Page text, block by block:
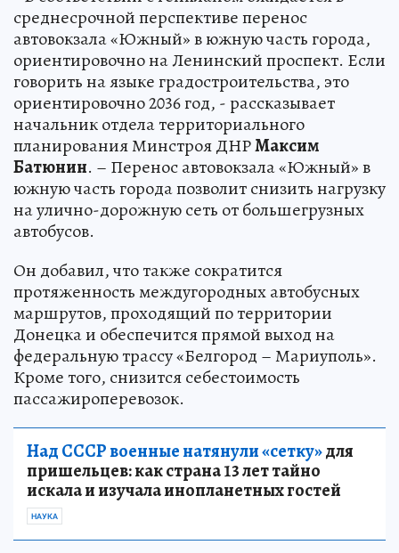
среднесрочной перспективе перенос
автовокзала «Южный» в южную часть города,
ориентировочно на Ленинский проспект. Если
говорить на языке градостроительства, это
ориентировочно 2036 год, - рассказывает
начальник отдела территориального
планирования Минстроя ДНРМаксим
Батюнин. – Перенос автовокзала «Южный» в
южную часть города позволит снизить нагрузку
на улично-дорожную сеть от большегрузных
автобусов.
Он добавил, что также сократится
протяженность междугородных автобусных
маршрутов, проходящий по территории
Донецка и обеспечится прямой выход на
федеральную трассу «Белгород – Мариуполь».
Кроме того, снизится себестоимость
пассажироперевозок.
Над СССР военные натянули «сетку»для
пришельцев: как страна 13 лет тайно
искала и изучала инопланетных гостей
НАУКА